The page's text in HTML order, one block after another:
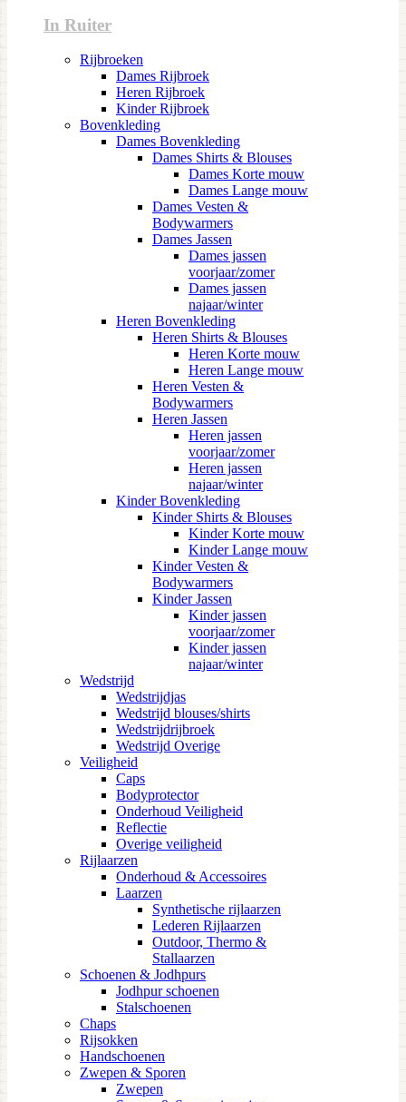
In Ruiter
Rijbroeken
Dames Rijbroek
Heren Rijbroek
Kinder Rijbroek
Bovenkleding
Dames Bovenkleding
Dames Shirts & Blouses
Dames Korte mouw
Dames Lange mouw
Dames Vesten &
Bodywarmers
Dames Jassen
Dames jassen
voorjaar/zomer
Dames jassen
najaar/winter
Heren Bovenkleding
Heren Shirts & Blouses
Heren Korte mouw
Heren Lange mouw
Heren Vesten &
Bodywarmers
Heren Jassen
Heren jassen
voorjaar/zomer
Heren jassen
najaar/winter
Kinder Bovenkleding
Kinder Shirts & Blouses
Kinder Korte mouw
Kinder Lange mouw
Kinder Vesten &
Bodywarmers
Kinder Jassen
Kinder jassen
voorjaar/zomer
Kinder jassen
najaar/winter
Wedstrijd
Wedstrijdjas
Wedstrijd blouses/shirts
Wedstrijdrijbroek
Wedstrijd Overige
Veiligheid
Caps
Bodyprotector
Onderhoud Veiligheid
Reflectie
Overige veiligheid
Rijlaarzen
Onderhoud & Accessoires
Laarzen
Synthetische rijlaarzen
Lederen Rijlaarzen
Outdoor, Thermo &
Stallaarzen
Schoenen & Jodhpurs
Jodhpur schoenen
Stalschoenen
Chaps
Rijsokken
Handschoenen
Zwepen & Sporen
Zwepen